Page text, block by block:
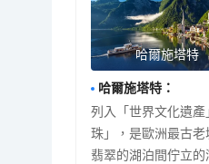
哈爾施塔特
哈爾施塔特 ：
列入「世界文化遺
珠」，是歐洲最古
翡翠的湖泊間佇立